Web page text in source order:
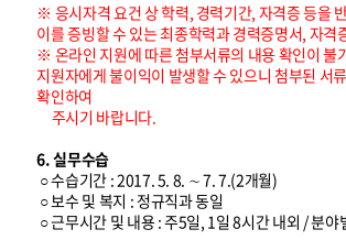
※ 응시자격 요건 상 학력, 경력기간, 자격증 등을
이를 증빙할 수 있는 최종학력과 경력증명서, 자격
※ 온라인 지원에 따른 첨부서류의 내용 확인이 불
지원자에게 불이익이 발생할 수 있으니 첨부된 서
확인하여
주시기 바랍니다.
6. 실무수습
○ 수습기간 : 2017. 5. 8. ∼ 7. 7.(2개월)
○ 보수 및 복지 : 정규직과 동일
○ 근무시간 및 내용 : 주5일, 1일 8시간 내외 / 분야